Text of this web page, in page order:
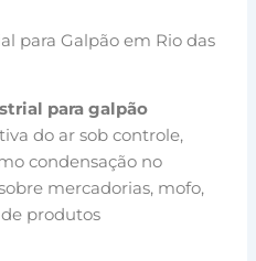
para Galpão em Rio das
para galpão
do ar sob controle,
condensação no
mercadorias, mofo,
produtos